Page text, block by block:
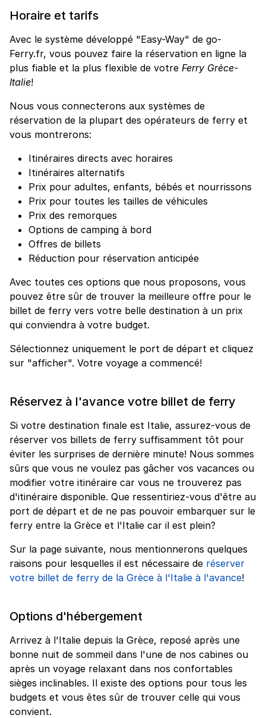
Horaire et tarifs
Avec le système développé "Easy-Way" de go-
Ferry.fr, vous pouvez faire la réservation en ligne la
plus fiable et la plus flexible de votre Ferry Grèce-
Italie!
Nous vous connecterons aux systèmes de
réservation de la plupart des opérateurs de ferry et
vous montrerons:
Itinéraires directs avec horaires
Itinéraires alternatifs
Prix pour adultes, enfants, bébés et nourrissons
Prix pour toutes les tailles de véhicules
Prix des remorques
Options de camping à bord
Offres de billets
Réduction pour réservation anticipée
Avec toutes ces options que nous proposons, vous
pouvez être sûr de trouver la meilleure offre pour le
billet de ferry vers votre belle destination à un prix
qui conviendra à votre budget.
Sélectionnez uniquement le port de départ et cliquez
sur "afficher". Votre voyage a commencé!
Réservez à l'avance votre billet de ferry
Si votre destination finale est Italie, assurez-vous de
réserver vos billets de ferry suffisamment tôt pour
éviter les surprises de dernière minute! Nous sommes
sûrs que vous ne voulez pas gâcher vos vacances ou
modifier votre itinéraire car vous ne trouverez pas
d'itinéraire disponible. Que ressentiriez-vous d'être au
port de départ et de ne pas pouvoir embarquer sur le
ferry entre la Grèce et l'Italie car il est plein?
Sur la page suivante, nous mentionnerons quelques
raisons pour lesquelles il est nécessaire de réserver
votre billet de ferry de la Grèce à l'Italie à l'avance!
Options d'hébergement
Arrivez à l'Italie depuis la Grèce, reposé après une
bonne nuit de sommeil dans l'une de nos cabines ou
après un voyage relaxant dans nos confortables
sièges inclinables. Il existe des options pour tous les
budgets et vous êtes sûr de trouver celle qui vous
convient.